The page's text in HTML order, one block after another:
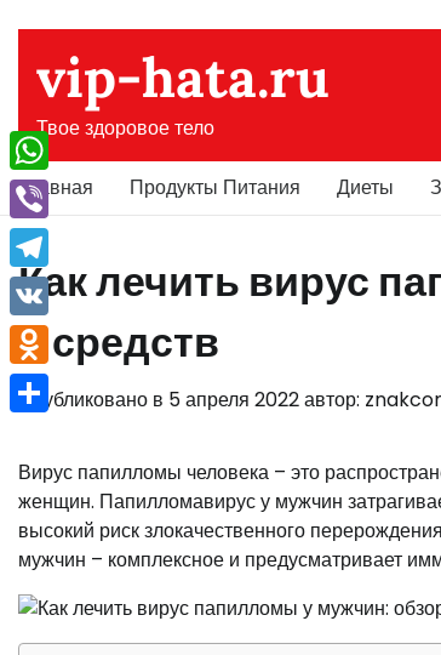
содержимому
vip-hata.ru
Твое здоровое тело
Главная Продукты Питания Диеты
Как лечить вирус
и средств
Опубликовано в 5 апреля 2022автор:
Вирус папилломы человека – это
женщин. Папилломавирус у мужчин
высокий риск злокачественного
мужчин – комплексное и предусматривает
WhatsApp
Viber
Telegram
VK
Odnoklassniki